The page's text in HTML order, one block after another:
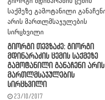
გიორგი თევზაძე: გიორგი
მდინარაძის ცემის საქმეზე
გამოტანილი განაჩენი არის
მართლმსაჯულების
სირცხვილი
23/10/2017